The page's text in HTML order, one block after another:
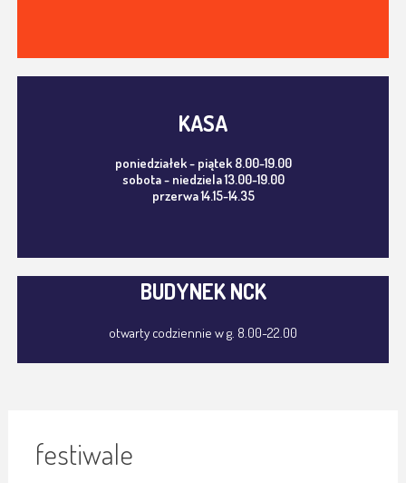
KASA
poniedziałek - piątek 8.00-19.00
sobota - niedziela 13.00-19.00
przerwa 14.15-14.35
BUDYNEK NCK
otwarty codziennie w g. 8.00-22.00
festiwale